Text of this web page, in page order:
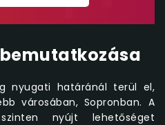
nyugati határánál terül el,
városában, Sopronban. A
nyújt lehetőséget